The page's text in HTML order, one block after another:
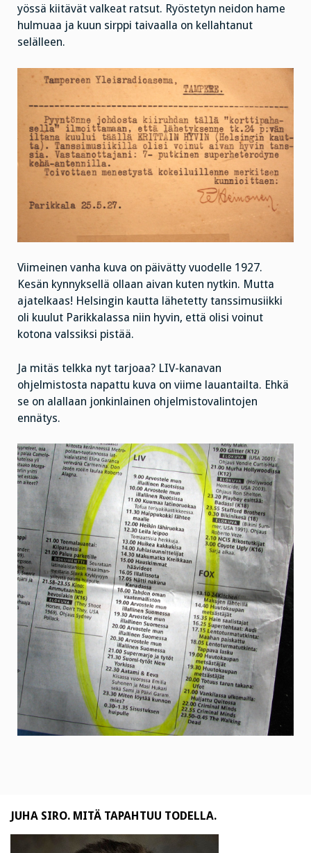
yössä kiitävät valkeat ratsut. Ryöstetyn neidon hame
hulmuaa ja kuun sirppi taivaalla on kellahtanut
selälleen.
Viimeinen vanha kuva on päivätty vuodelle 1927.
Kesän kynnyksellä ollaan aivan kuten nytkin. Mutta
ajatelkaas! Helsingin kautta lähetetty tanssimusiikki
oli kuulut Parikkalassa niin hyvin, että olisi voinut
kotona valssiksi pistää.
Ja mitäs telkka nyt tarjoaa? LIV-kanavan
ohjelmistosta napattu kuva on viime lauantailta. Ehkä
se on alallaan jonkinlainen ohjelmistovalintojen
ennätys.
JUHA SIRO. MITÄ TAPAHTUU TODELLA.